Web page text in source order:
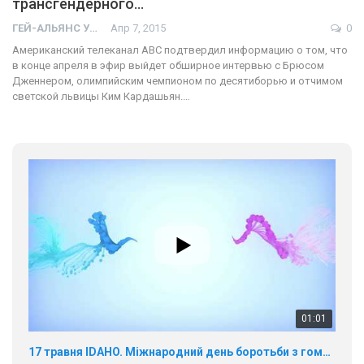
трансгендерного…
ГЕЙ-АЛЬЯНС УКРАИНА Апр 7, 2015
0
Американский телеканал ABC подтвердил информацию о том, что
в конце апреля в эфир выйдет обширное интервью с Брюсом
Дженнером, олимпийским чемпионом по десятиборью и отчимом
светской львицы Ким Кардашьян.…
01:01
17 травня IDAHO. Міжнародний день боротьби з гомофобією трансфобією і біфобія.